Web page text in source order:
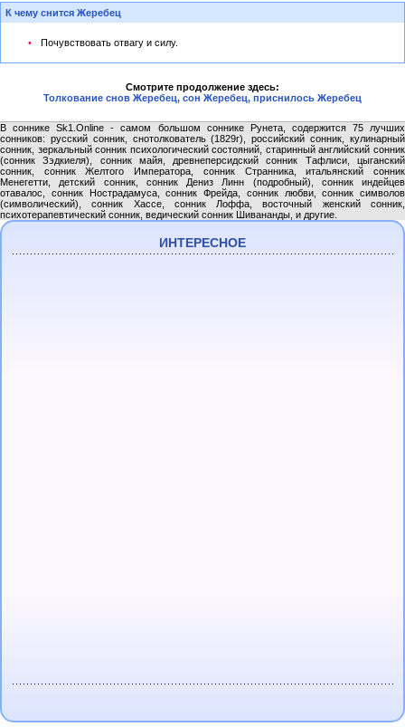
К чему снится Жеребец
Почувствовать отвагу и силу.
Смотрите продолжение здесь:
Толкование снов Жеребец, сон Жеребец, приснилось Жеребец
В соннике Sk1.Online - самом большом соннике Рунета, содержится 75 лучших
сонников: русский сонник, снотолкователь (1829г), российский сонник, кулинарный
сонник, зеркальный сонник психологический состояний, старинный английский сонник
(сонник Зэдкиеля), сонник майя, древнеперсидский сонник Тафлиси, цыганский
сонник, сонник Желтого Императора, сонник Странника, итальянский сонник
Менегетти, детский сонник, сонник Дениз Линн (подробный), сонник индейцев
отавалос, сонник Нострадамуса, сонник Фрейда, сонник любви, сонник символов
(символический), сонник Хассе, сонник Лоффа, восточный женский сонник,
психотерапевтический сонник, ведический сонник Шивананды, и другие.
ИНТЕРЕСНОЕ